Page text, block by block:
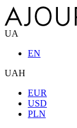
UA
EN
UAH
EUR
USD
PLN